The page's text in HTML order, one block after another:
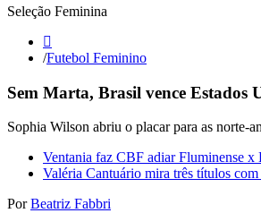
Seleção Feminina
/Futebol Feminino
Sem Marta, Brasil vence Estados
Sophia Wilson abriu o placar para as norte-
Ventania faz CBF adiar Fluminense
Valéria Cantuário mira três títulos
Por Beatriz Fabbri